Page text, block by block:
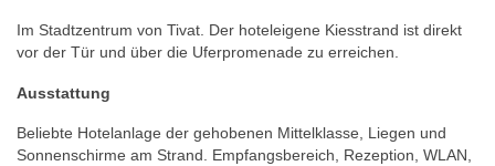
Im Stadtzentrum von Tivat. Der hoteleigene Kiesstrand ist direkt
vor der Tür und über die Uferpromenade zu erreichen.
Ausstattung
Beliebte Hotelanlage der gehobenen Mittelklasse, Liegen und
Sonnenschirme am Strand. Empfangsbereich, Rezeption, WLAN,